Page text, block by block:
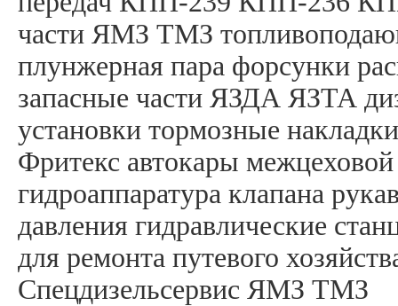
части ЯМЗ ТМЗ
плунжерная пара форсунки
запасные части ЯЗДА ЯЗТА
установки тормозные
Фритекс автокары межцеховой
гидроаппаратура клапана
давления гидравлические
для ремонта путевого
Спецдизельсервис ЯМЗ ТМЗ